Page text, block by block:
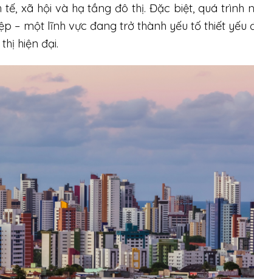
xã hội và hạ tầng đô thị. Đặc biệt, quá trình
– một lĩnh vực đang trở thành yếu tố thiết yếu
hiện đại.